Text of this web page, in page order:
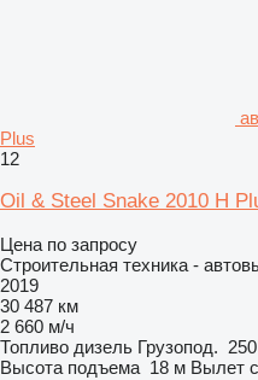
Plus
12
Oil & Steel Snake 2010 H
Цена по запросу
Строительная техника -
2019
30 487 км
2 660 м/ч
Топливо дизель Грузопод.
Высота подъема 18 м Вылет